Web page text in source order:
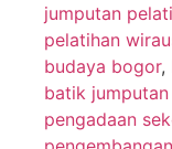
jumputan
pelatihan
budaya bogor,
batik
pengadaan